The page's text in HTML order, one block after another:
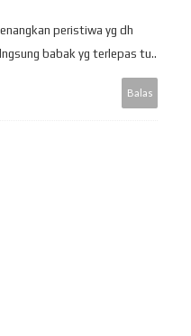
peristiwa yg dh
babak yg terlepas tu..
Balas